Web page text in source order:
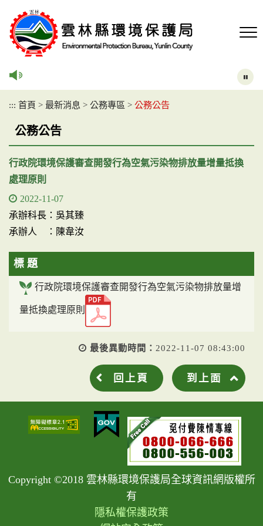
::: 首頁 > 最新消息 > 公務專區 > 公務公告
公務公告
行政院環境保護審查開發行為空氣污染物排放量增量抵換
處理原則
2022-11-07
承辦科長：吳其臻
承辦人 ：陳韋汝
標 題
行政院環境保護審查開發行為空氣污染物排放量增
量抵換處理原則
最後異動時間： 2022-11-07 08:43:00
回上頁 到上面
Copyright ©2018 雲林縣環境保護局全球資訊網版權所
有
隱私權保護政策